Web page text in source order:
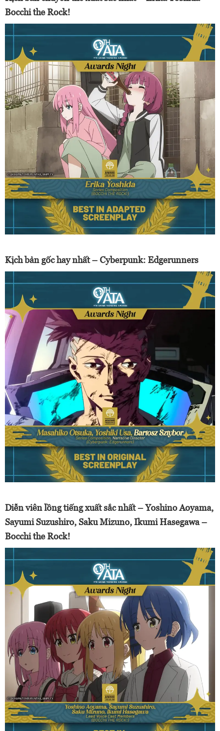
Bocchi the Rock!
Kịch bản gốc hay nhất – Cyberpunk: Edgerunners
Diễn viên lồng tiếng xuất sắc nhất – Yoshino Aoyama,
Sayumi Suzushiro, Saku Mizuno, Ikumi Hasegawa –
Bocchi the Rock!